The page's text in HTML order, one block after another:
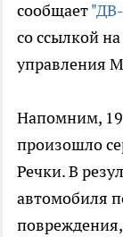
сообщает
со ссылкой
управления
Напомним, 19
произошло
Речки. В
автомобиля